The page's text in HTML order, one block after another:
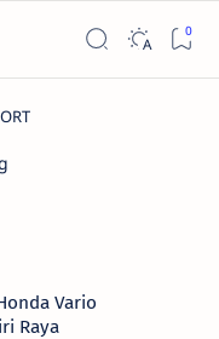
Vario
Raya